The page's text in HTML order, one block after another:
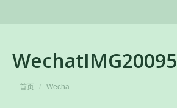
WechatIMG20095
您在这里：
首页 Wecha…